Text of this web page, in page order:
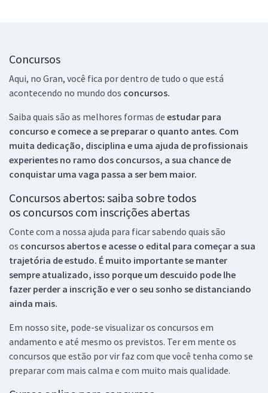
Concursos
Aqui, no Gran, você fica por dentro de tudo o que está
acontecendo no mundo dos concursos.
Saiba quais são as melhores formas de estudar para
concurso e comece a se preparar o quanto antes. Com
muita dedicação, disciplina e uma ajuda de profissionais
experientes no ramo dos concursos, a sua chance de
conquistar uma vaga passa a ser bem maior.
Concursos abertos: saiba sobre todos
os concursos com inscrições abertas
Conte com a nossa ajuda para ficar sabendo quais são
os concursos abertos e acesse o edital para começar a sua
trajetória de estudo. É muito importante se manter
sempre atualizado, isso porque um descuido pode lhe
fazer perder a inscrição e ver o seu sonho se distanciando
ainda mais.
Em nosso site, pode-se visualizar os concursos em
andamento e até mesmo os previstos. Ter em mente os
concursos que estão por vir faz com que você tenha como se
preparar com mais calma e com muito mais qualidade.